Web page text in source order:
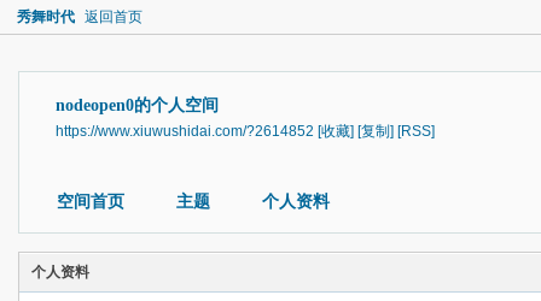
秀舞时代 返回首页
nodeopen0的个人空间
https://www.xiuwushidai.com/?2614852 [收藏] [复制] [RSS]
空间首页 主题 个人资料
个人资料